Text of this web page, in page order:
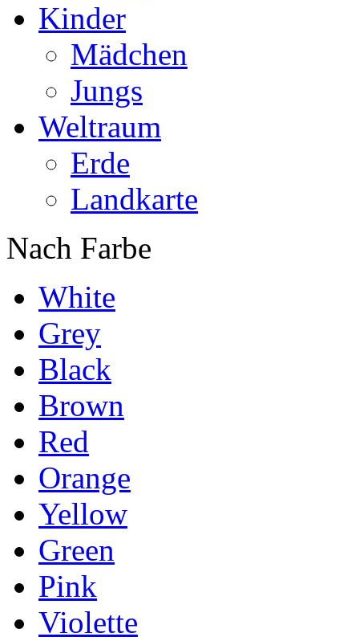
Kinder
Mädchen
Jungs
Weltraum
Erde
Landkarte
Nach Farbe
White
Grey
Black
Brown
Red
Orange
Yellow
Green
Pink
Violette